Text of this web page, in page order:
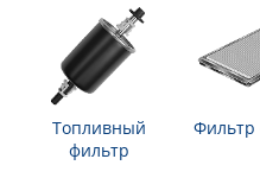
Топливный
фильтр
Фильтр